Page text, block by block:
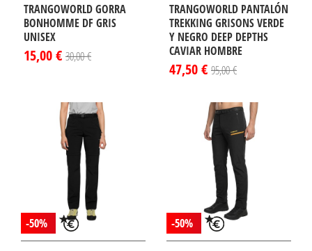
TRANGOWORLD GORRA
BONHOMME DF GRIS
UNISEX
15,00 € 30,00 €
TRANGOWORLD PANTALÓN
TREKKING GRISONS VERDE
Y NEGRO DEEP DEPTHS
CAVIAR HOMBRE
47,50 € 95,00 €
-50% -50%